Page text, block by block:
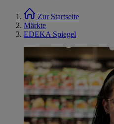
Zur Startseite
Märkte
EDEKA Spiegel